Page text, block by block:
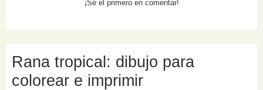
¡Sé el primero en comentar!
Rana tropical: dibujo para
colorear e imprimir